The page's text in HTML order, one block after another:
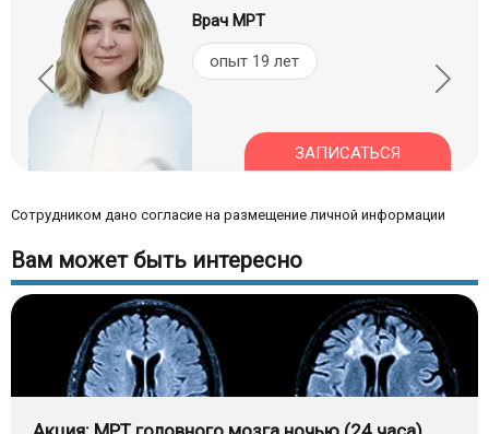
Врач МРТ
опыт 19 лет
ЗАПИСАТЬСЯ
Сотрудником дано согласие на размещение личной информации
Вам может быть интересно